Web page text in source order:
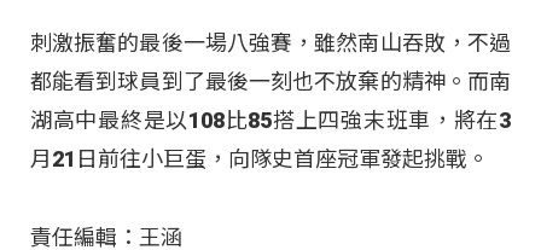
刺激振奮的最後一場八強賽，雖然南山吞敗，不過
都能看到球員到了最後一刻也不放棄的精神。而南
湖高中最終是以108比85搭上四強末班車，將在3
月21日前往小巨蛋，向隊史首座冠軍發起挑戰。
責任編輯：王涵